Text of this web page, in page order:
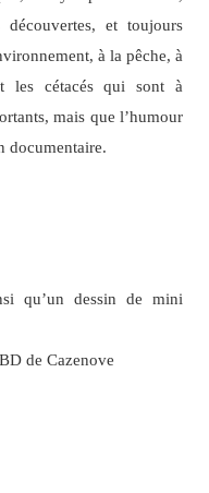
et toujours
à la pêche, à
les cétacés qui sont à
mais que l’humour
documentaire.
qu’un dessin de mini
de Cazenove